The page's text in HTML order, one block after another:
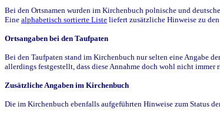
Bei den Ortsnamen wurden im Kirchenbuch polnische und
Eine alphabetisch sortierte Liste liefert zusätzliche Hinweise zu
Ortsangaben bei den Taufpaten
Bei den Taufpaten stand im Kirchenbuch nur selten eine Angabe
allerdings festgestellt, dass diese Annahme doch wohl nicht immer
Zusätzliche Angaben im Kirchenbuch
Die im Kirchenbuch ebenfalls aufgeführten Hinweise zum Status